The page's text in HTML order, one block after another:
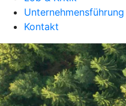
Unternehmensführung
Kontakt